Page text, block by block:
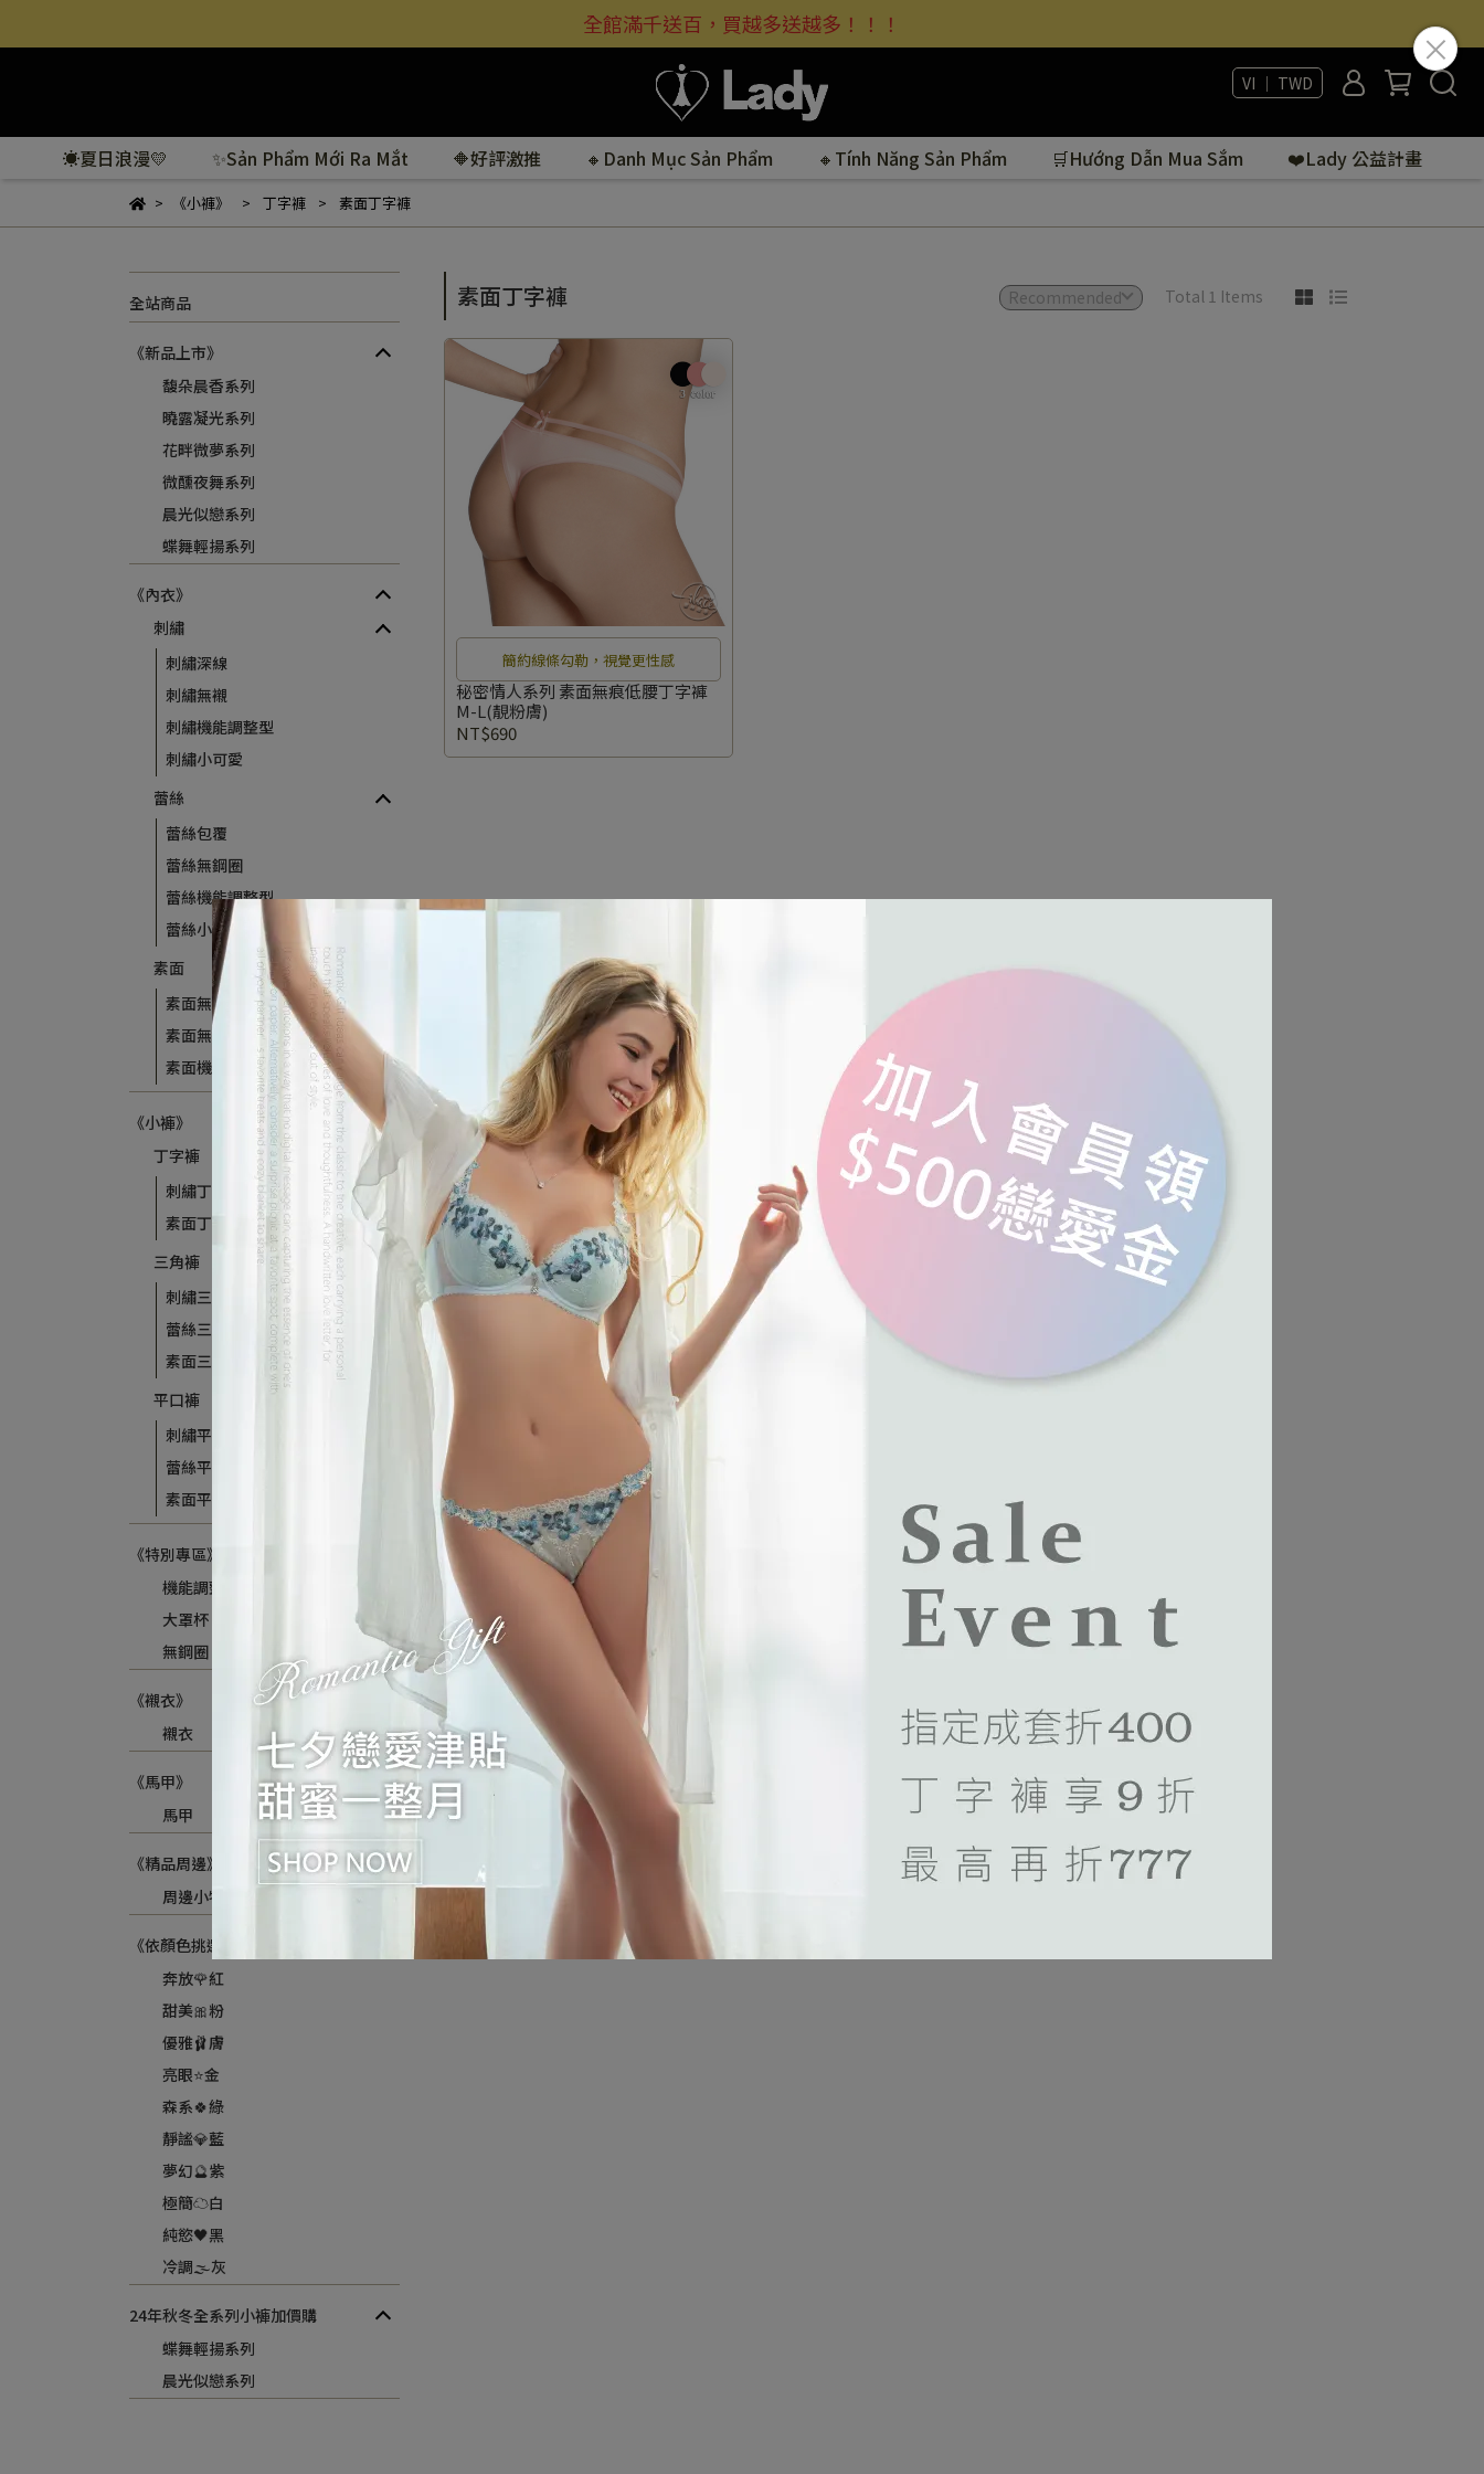
全館滿千送百，買越多送越多！！！
VI ｜ TWD
☀️夏日浪漫💛 ✨Sản Phẩm Mới Ra Mắt 🔶好評激推 🔸Danh Mục Sản Phẩm 🔸Tính Năng Sản Phẩm 🛒Hướng Dẫn Mua Sắm ❤️Lady 公益計畫
《小褲》 丁字褲 素面丁字褲
全站商品
《新品上市》
馥朵晨香系列
曉露凝光系列
花畔微夢系列
微醺夜舞系列
晨光似戀系列
蝶舞輕揚系列
《內衣》
刺繡
刺繡深線
刺繡無襯
刺繡機能調整型
刺繡小可愛
蕾絲
蕾絲包覆
蕾絲無鋼圈
蕾絲機能調整型
蕾絲小可愛
素面
素面無痕
素面無鋼圈
素面機能調整型
《小褲》
丁字褲
刺繡丁字褲
素面丁字褲
三角褲
刺繡三角褲
蕾絲三角褲
素面三角褲
平口褲
刺繡平口褲
蕾絲平口褲
素面平口褲
《特別專區》
機能調整型
大罩杯
無鋼圈
《襯衣》
襯衣
《馬甲》
馬甲
《精品周邊》
周邊小物
《依顏色挑選》
奔放🌹紅
甜美🎀粉
優雅🩰膚
亮眼⭐金
森系🍀綠
靜謐💎藍
夢幻🔮紫
極簡☁️白
純慾🖤黑
冷調🌫️灰
24年秋冬全系列小褲加價購
蝶舞輕揚系列
晨光似戀系列
素面丁字褲 Total 1 Items
簡約線條勾勒，視覺更性感
秘密情人系列 素面無痕低腰丁字褲
M-L(靚粉膚)
NT$690